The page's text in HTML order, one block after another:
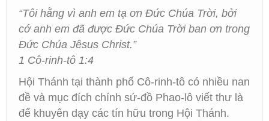
“Tôi hằng vì anh em tạ ơn Đức Chúa Trời, bởi
cớ anh em đã được Đức Chúa Trời ban ơn trong
Đức Chúa Jêsus Christ.”
1 Cô-rinh-tô 1:4
Hội Thánh tại thành phố Cô-rinh-tô có nhiều nan
đề và mục đích chính sứ-đồ Phao-lô viết thư là
để khuyên dạy các tín hữu trong Hội Thánh.